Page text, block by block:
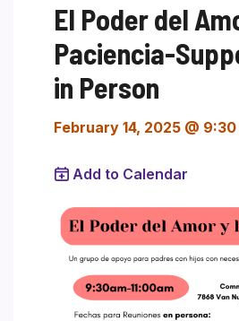
El Poder del
Paciencia-
in Person
February 14, 2025 @ 9:30
Add to Calendar